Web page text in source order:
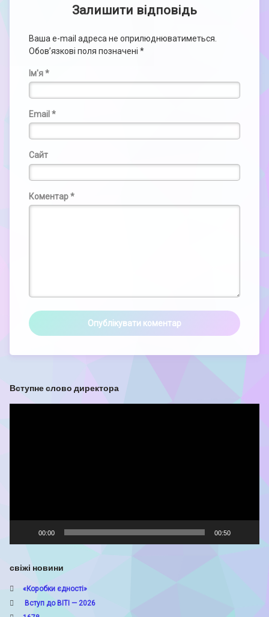
Залишити відповідь
Ваша e-mail адреса не оприлюднюватиметься.
Обов’язкові поля позначені *
Ім'я*
Email *
Сайт
Коментар*
Вступне слово директора
00:00 00:50
свіжі новини
«Коробки єдності»
Вступ до ВІТІ — 2026